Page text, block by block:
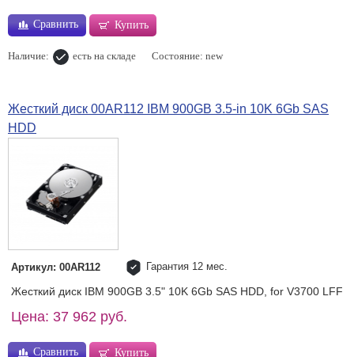
Сравнить Купить
Наличие: есть на складе Состояние: new
Жесткий диск 00AR112 IBM 900GB 3.5-in 10K 6Gb SAS
HDD
Артикул: 00AR112 Гарантия 12 мес.
Жесткий диск IBM 900GB 3.5" 10K 6Gb SAS HDD, for V3700 LFF
Цена: 37 962 руб.
Сравнить Купить